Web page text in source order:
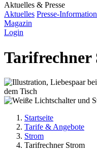
Aktuelles & Presse
Aktuelles Presse-
Magazin
Login
Tarifrechner
Startseite
Tarife & Angebote
Strom
Tarifrechner Strom